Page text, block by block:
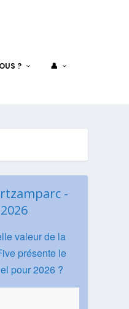
? 👤
-
valeur de la
présente le
pour 2026 ?